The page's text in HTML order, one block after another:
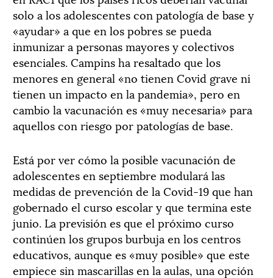
solo a los adolescentes con patología de base y
«ayudar» a que en los pobres se pueda
inmunizar a personas mayores y colectivos
esenciales. Campins ha resaltado que los
menores en general «no tienen Covid grave ni
tienen un impacto en la pandemia», pero en
cambio la vacunación es «muy necesaria» para
aquellos con riesgo por patologías de base.
Está por ver cómo la posible vacunación de
adolescentes en septiembre modulará las
medidas de prevención de la Covid-19 que han
gobernado el curso escolar y que termina este
junio. La previsión es que el próximo curso
continúen los grupos burbuja en los centros
educativos, aunque es «muy posible» que este
empiece sin mascarillas en la aulas, una opción